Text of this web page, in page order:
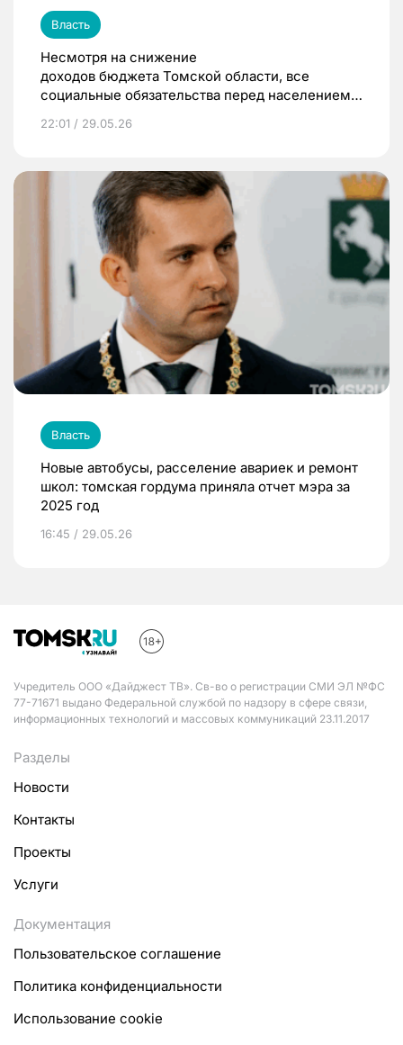
Власть
Несмотря на снижение
доходов бюджета Томской области, все
социальные обязательства перед населением
22:01 / 29.05.26
Власть
Новые автобусы, расселение авариек и ремонт
школ: томская гордума приняла отчет мэра за
2025 год
16:45 / 29.05.26
Учредитель ООО «Дайджест ТВ». Св-во о регистрации СМИ ЭЛ №ФС
77-71671 выдано Федеральной службой по надзору в сфере связи,
информационных технологий и массовых коммуникаций 23.11.2017
Разделы
Новости
Контакты
Проекты
Услуги
Документация
Пользовательское соглашение
Политика конфиденциальности
Использование cookie